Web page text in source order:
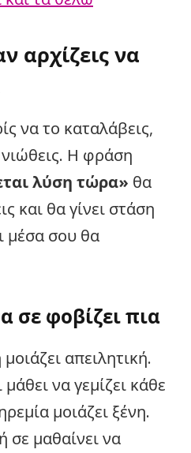
αρχίζεις να
να το καταλάβεις,
Η φράση
λύση τώρα» θα
και θα γίνει στάση
μέσα σου θα
σε φοβίζει πια
απειλητική.
να γεμίζει κάθε
μοιάζει ξένη.
μαθαίνει να